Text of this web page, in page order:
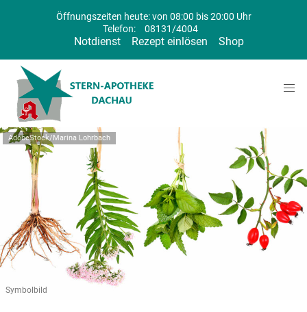
Öffnungszeiten heute: von 08:00 bis 20:00 Uhr
Telefon:
08131/4004
Notdienst Rezept einlösen Shop
AdobeStock/Marina Lohrbach
Symbolbild